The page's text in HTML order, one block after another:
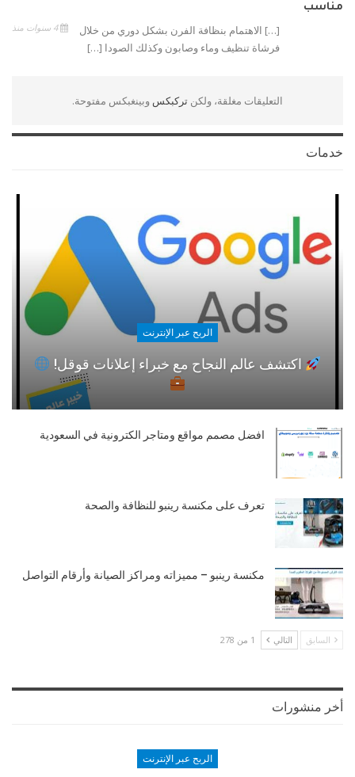
مناسب
4 سنوات منذ
[…] الاهتمام بنظافة الفرن بشكل دوري من خلال
فرشاة تنظيف وماء وصابون وكذلك الصودا […]
التعليقات مغلقة، ولكن تركبكس وبينغبكس مفتوحة.
خدمات
الربح عبر الإنترنت
اكتشف عالم النجاح مع خبراء إعلانات قوقل!
افضل مصمم مواقع ومتاجر الكترونية في السعودية
تعرف على مكنسة رينبو للنظافة والصحة
مكنسة رينبو – مميزاته ومراكز الصيانة وأرقام التواصل
السابق التالي 1 من 278
أخر منشورات
الربح عبر الإنترنت